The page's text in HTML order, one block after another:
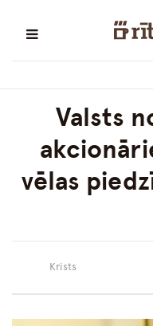
Valsts
vēlas
Krists